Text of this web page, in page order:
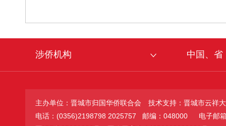
涉侨机构 中国、省
主办单位：晋城市归国华侨联合会
技术支持：晋城市云祥
电话：(0356)2198798 2025757 邮编：048000
电子邮